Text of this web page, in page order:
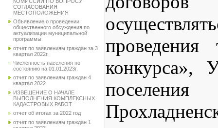
СОГЛАСОВАНИЯ
МЕСТОПОЛОЖЕНИЯ
Объявление о проведении
общественного обсуждения по
актуализации муниципальной
программы
отчет по заявлениям граждан за 3
квартал 2022г.
Численность населения по
состоянию на 01.01.2023г.
отчет по заявлениям граждан 4
квартал 2022
ИЗВЕЩЕНИЕ О НАЧАЛЕ
ВЫПОЛНЕНИЯ КОМПЛЕКСНЫХ
КАДАСТРОВЫХ РАБОТ
отчет об итогах за 2022 год
отчет по заявлениям граждан 1
конкурса»,
поселения